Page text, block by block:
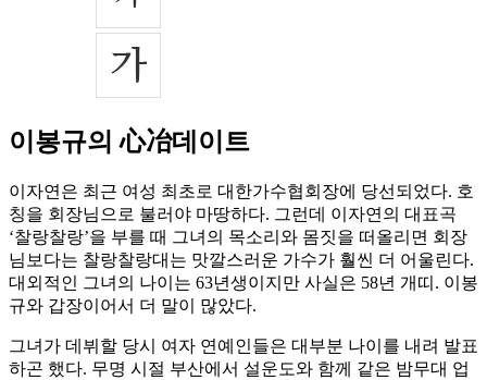
이봉규의 心冶데이트
이자연은 최근 여성 최초로 대한가수협회장에 당선되었다. 호
칭을 회장님으로 불러야 마땅하다. 그런데 이자연의 대표곡
‘찰랑찰랑’을 부를 때 그녀의 목소리와 몸짓을 떠올리면 회장
님보다는 찰랑찰랑대는 맛깔스러운 가수가 훨씬 더 어울린다.
대외적인 그녀의 나이는 63년생이지만 사실은 58년 개띠. 이봉
규와 갑장이어서 더 말이 많았다.
그녀가 데뷔할 당시 여자 연예인들은 대부분 나이를 내려 발표
하곤 했다. 무명 시절 부산에서 설운도와 함께 같은 밤무대 업